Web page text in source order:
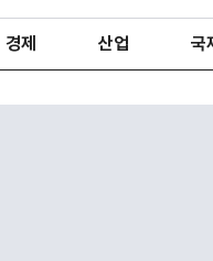
경제 산업 국